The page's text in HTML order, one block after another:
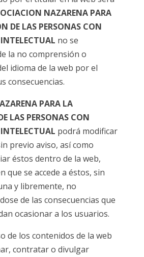
NAZARENA PARA
DE LAS PERSONAS CON
no se
la no comprensión o
idioma de la web por el
consecuencias.
PARA LA
LAS PERSONAS CON
podrá modificar
previo aviso, así como
éstos dentro de la web,
que se accede a éstos, sin
y libremente, no
de las consecuencias que
ocasionar a los usuarios.
de los contenidos de la web
contratar o divulgar